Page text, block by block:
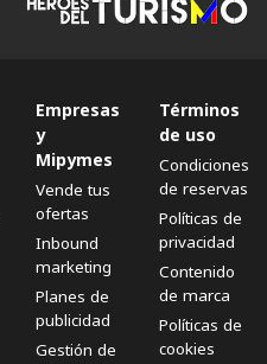
Empresas
y
Mipymes
Vende tus
ofertas
Inbound
marketing
Planes de
publicidad
Gestión de
Términos
de uso
Condiciones
de reservas
Políticas de
privacidad
Contenido
de marca
Políticas de
cookies